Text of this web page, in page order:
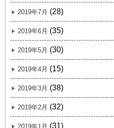
2019年7月 (28)
2019年6月 (35)
2019年5月 (30)
2019年4月 (15)
2019年3月 (38)
2019年2月 (32)
2019年1月 (31)